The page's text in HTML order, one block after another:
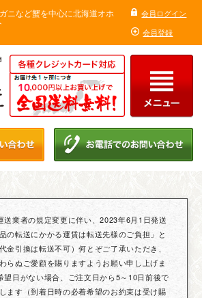
ニなど蟹を中心に北海道オホ
会員ログイン
会員登録
送業者の規定変更に伴い、2023年6月1日発送
の転送にかかる運賃は転送先様のご負担」と
金引換は転送不可）何とぞご了承いただき、
らぬご愛顧を賜りますようお願い申し上げま
望日がない場合、ご注文日から5～10日前後で
ます（到着日時の必着希望のお約束は受け賜